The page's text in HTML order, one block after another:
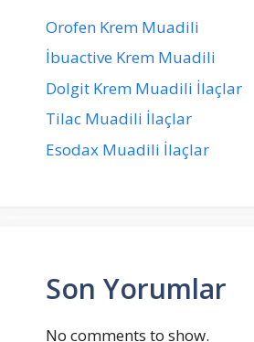
Orofen Krem Muadili
İbuactive Krem Muadili
Dolgit Krem Muadili İlaçlar
Tilac Muadili İlaçlar
Esodax Muadili İlaçlar
Son Yorumlar
No comments to show.